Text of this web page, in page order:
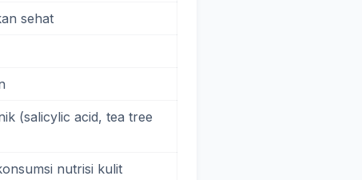
sehat
(salicylic acid, tea tree
nutrisi kulit